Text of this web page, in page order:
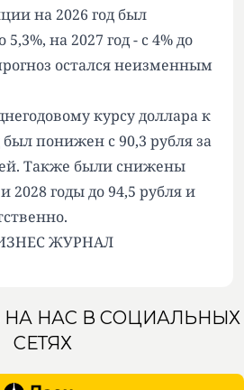
на 2026 год был
на 2027 год - с 4% до
остался неизменным
курсу доллара к
понижен с 90,3 рубля за
Также были снижены
2028 годы до 94,5 рубля и
ЖУРНАЛ
НАС В СОЦИАЛЬНЫХ
СЕТЯХ